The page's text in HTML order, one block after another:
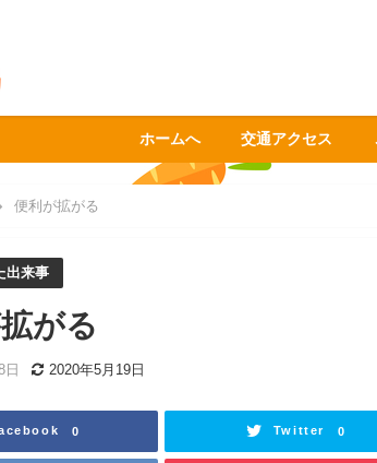
ホームへ 交通アクセス
便利が拡がる
出来事
がる
日 2020年5月19日
0 Twitter 0